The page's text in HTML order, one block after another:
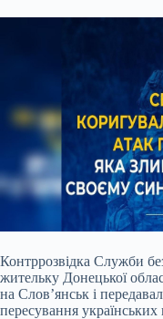
Контррозвідка Служби
жительку Донецької
на Слов’янськ і
пересування українських